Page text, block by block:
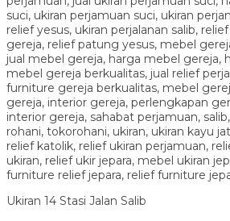
Ukiran 14 Stasi Jalan Salib